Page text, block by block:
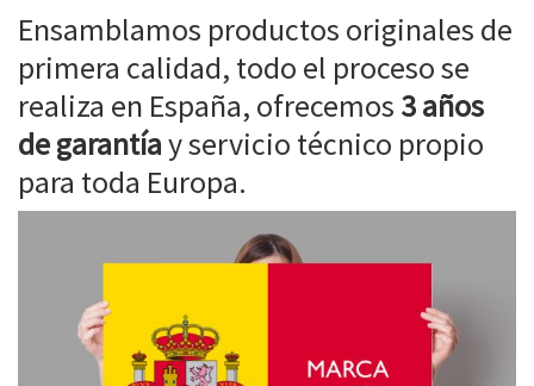
Ensamblamos productos originales de
primera calidad, todo el proceso se
realiza en España, ofrecemos 3 años
de garantíay servicio técnico propio
para toda Europa.